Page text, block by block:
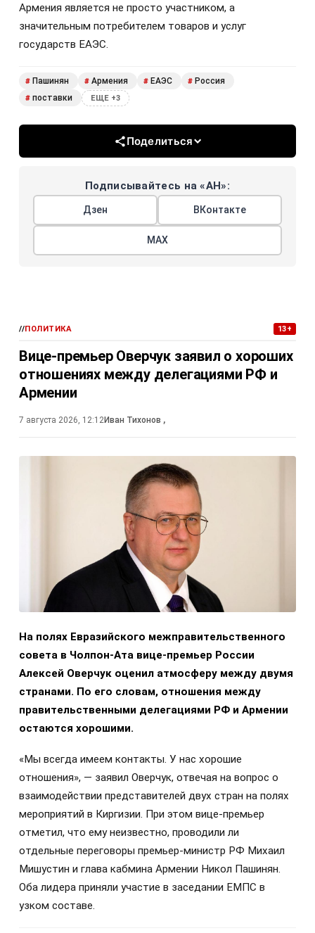
Армения является не просто участником, а
значительным потребителем товаров и услуг
государств ЕАЭС.
# Пашинян # Армения # ЕАЭС # Россия
# поставки ЕЩЕ +3
Поделиться
Подписывайтесь на «АН»:
Дзен ВКонтакте
МАХ
//ПОЛИТИКА 13+
Вице-премьер Оверчук заявил о хороших
отношениях между делегациями РФ и
Армении
7 августа 2026, 12:12Иван Тихонов ,
На полях Евразийского межправительственного
совета в Чолпон-Ата вице-премьер России
Алексей Оверчук оценил атмосферу между двумя
странами. По его словам, отношения между
правительственными делегациями РФ и Армении
остаются хорошими.
«Мы всегда имеем контакты. У нас хорошие
отношения», — заявил Оверчук, отвечая на вопрос о
взаимодействии представителей двух стран на полях
мероприятий в Киргизии. При этом вице-премьер
отметил, что ему неизвестно, проводили ли
отдельные переговоры премьер-министр РФ Михаил
Мишустин и глава кабмина Армении Никол Пашинян.
Оба лидера приняли участие в заседании ЕМПС в
узком составе.